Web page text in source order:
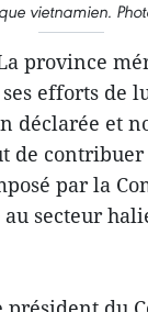
vietnamien.
province
efforts de
déclarée et
de contribuer
par la
au secteur